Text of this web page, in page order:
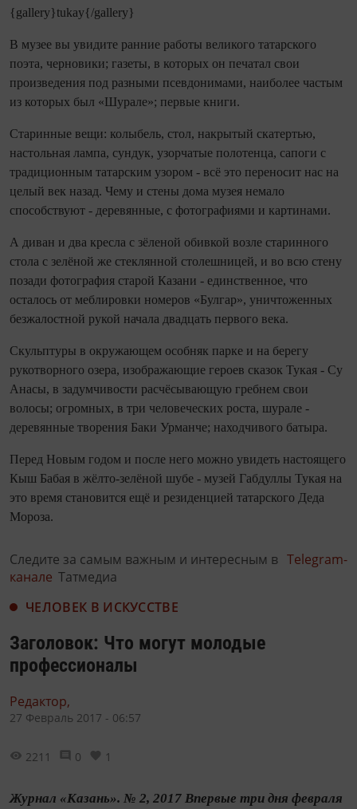
{gallery}tukay{/gallery}
В музее вы увидите ранние работы великого татарского
поэта, черновики; газеты, в которых он печатал свои
произведения под разными псевдонимами, наиболее частым
из которых был «Шурале»; первые книги.
Старинные вещи: колыбель, стол, накрытый скатертью,
настольная лампа, сундук, узорчатые полотенца, сапоги с
традиционным татарским узором - всё это переносит нас на
целый век назад. Чему и стены дома музея немало
способствуют - деревянные, с фотографиями и картинами.
А диван и два кресла с зёленой обивкой возле старинного
стола с зелёной же стек­лянной столешницей, и во всю стену
позади фотография старой Казани - единственное, что
осталось от меблировки номеров «Булгар», уничтоженных
безжалостной рукой начала два­дцать первого века.
Скульптуры в окружающем особняк парке и на берегу
рукотворного озера, изображающие героев сказок Тукая - Су
Анасы, в задумчивости расчёсывающую гребнем свои
волосы; огромных, в три человеческих роста, шурале -
деревянные творения Баки Урманче; находчивого батыра.
Перед Новым годом и после него можно увидеть настоящего
Кыш Бабая в жёлто‑зелёной шубе - музей Габдуллы Тукая на
это время становится ещё и резиденцией татарского Деда
Мороза.
Следите за самым важным и интересным в Telegram-
канале Татмедиа
ЧЕЛОВЕК В ИСКУССТВЕ
Заголовок: Что могут молодые
профессионалы
Редактор,
27 Февраль 2017 - 06:57
2211 0 1
Журнал «Казань». № 2, 2017 Впервые три дня февраля